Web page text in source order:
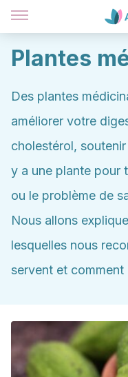
Plantes
Des plantes
améliorer votre
cholestérol,
y a une plante pour
ou le problème de
Nous allons
lesquelles nous
servent et comment